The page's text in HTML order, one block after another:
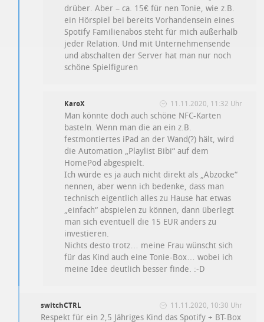
drüber. Aber – ca. 15€ für nen Tonie, wie z.B.
ein Hörspiel bei bereits Vorhandensein eines
Spotify Familienabos steht für mich außerhalb
jeder Relation. Und mit Unternehmensende
und abschalten der Server hat man nur noch
schöne Spielfiguren
KaroX 11.11.2020, 11:32 Uhr
Man könnte doch auch schöne NFC-Karten
basteln. Wenn man die an ein z.B.
festmontiertes iPad an der Wand(?) hält, wird
die Automation „Playlist Bibi“ auf dem
HomePod abgespielt.
Ich würde es ja auch nicht direkt als „Abzocke“
nennen, aber wenn ich bedenke, dass man
technisch eigentlich alles zu Hause hat etwas
„einfach“ abspielen zu können, dann überlegt
man sich eventuell die 15 EUR anders zu
investieren.
Nichts desto trotz… meine Frau wünscht sich
für das Kind auch eine Tonie-Box… wobei ich
meine Idee deutlich besser finde. :-D
switchCTRL 11.11.2020, 10:30 Uhr
Respekt für ein 2,5 Jähriges Kind das Spotify + BT-Box